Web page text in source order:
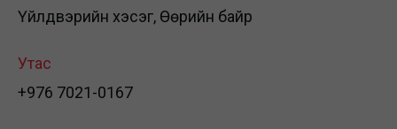
Үйлдвэрийн хэсэг, Өөрийн байр
Утас
+976 7021-0167